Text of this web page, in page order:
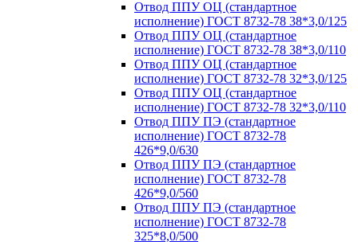
Отвод ППУ ОЦ (стандартное
исполнение) ГОСТ 8732-78 38*3,0/125
Отвод ППУ ОЦ (стандартное
исполнение) ГОСТ 8732-78 38*3,0/110
Отвод ППУ ОЦ (стандартное
исполнение) ГОСТ 8732-78 32*3,0/125
Отвод ППУ ОЦ (стандартное
исполнение) ГОСТ 8732-78 32*3,0/110
Отвод ППУ ПЭ (стандартное
исполнение) ГОСТ 8732-78
426*9,0/630
Отвод ППУ ПЭ (стандартное
исполнение) ГОСТ 8732-78
426*9,0/560
Отвод ППУ ПЭ (стандартное
исполнение) ГОСТ 8732-78
325*8,0/500